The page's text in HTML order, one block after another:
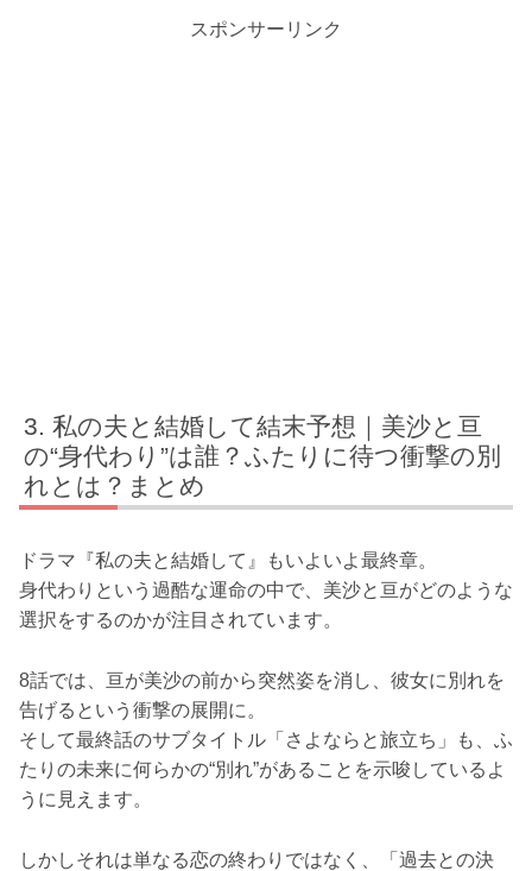
スポンサーリンク
私の夫と結婚して結末予想｜美沙と亘
の“身代わり”は誰？ふたりに待つ衝撃の別
れとは？まとめ
ドラマ『私の夫と結婚して』もいよいよ最終章。
身代わりという過酷な運命の中で、美沙と亘がどのような
選択をするのかが注目されています。
8話では、亘が美沙の前から突然姿を消し、彼女に別れを
告げるという衝撃の展開に。
そして最終話のサブタイトル「さよならと旅立ち」も、ふ
たりの未来に何らかの“別れ”があることを示唆しているよ
うに見えます。
しかしそれは単なる恋の終わりではなく、「過去との決